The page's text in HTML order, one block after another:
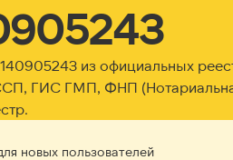
из официальных
ГИС ГМП, ФНП
новых пользователей